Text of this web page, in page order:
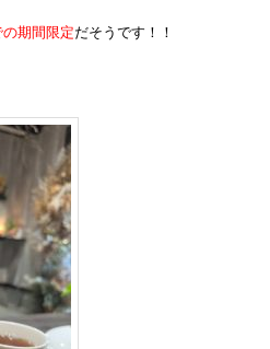
期間限定だそうです！！